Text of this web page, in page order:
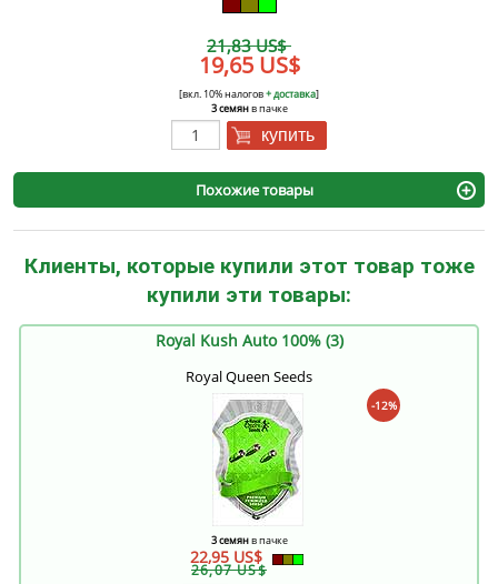
21,83 US$
19,65 US$
[вкл. 10% налогов+ доставка]
3 семянв пачке
купить
Похожие товары
Клиенты, которые купили этот товар тоже
купили эти товары:
Royal Kush Auto 100% (3)
Royal Queen Seeds
-12%
3 семянв пачке
22,95 US$
26,07 US$